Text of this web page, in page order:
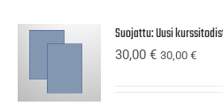
Suojattu: Uusi
30,00€ 30,00€